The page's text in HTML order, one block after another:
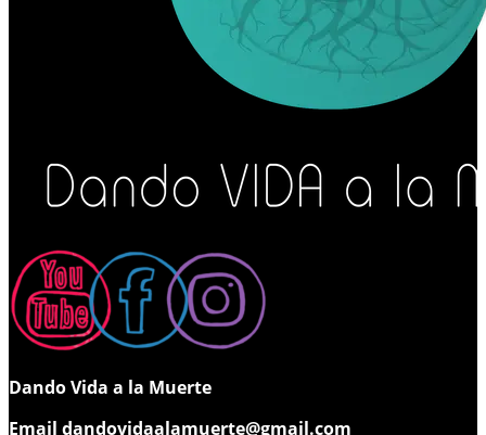
Dando Vida a la Muerte
Email dandovidaalamuerte@gmail.com